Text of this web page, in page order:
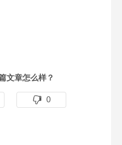
文章怎么样？
0